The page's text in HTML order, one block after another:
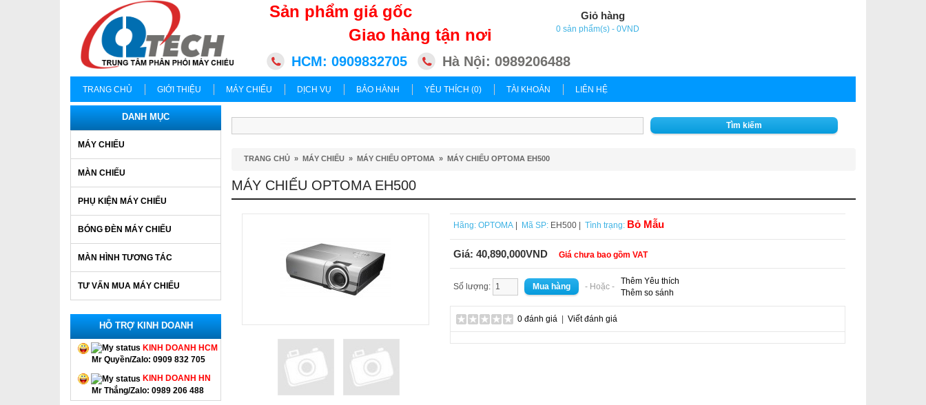
Sản phẩm giá gốc
Giao hàng tận nơi
Giỏ hàng
0 sản phẩm(s) - 0VND
HCM: 0909832705 Hà Nội: 0989206488
TRANG CHỦ GIỚI THIỆU MÁY CHIẾU DỊCH VỤ BẢO HÀNH YÊU THÍCH (0) TÀI KHOẢN LIÊN HỆ
DANH MỤC
MÁY CHIẾU
MÀN CHIẾU
PHỤ KIỆN MÁY CHIẾU
BÓNG ĐÈN MÁY CHIẾU
MÀN HÌNH TƯƠNG TÁC
TƯ VẤN MUA MÁY CHIẾU
HỖ TRỢ KINH DOANH
KINH DOANH HCM
Mr Quyền/Zalo: 0909 832 705
KINH DOANH HN
Mr Thắng/Zalo: 0989 206 488
Tìm kiếm
TRANG CHỦ » MÁY CHIẾU » MÁY CHIẾU OPTOMA » MÁY CHIẾU OPTOMA EH500
MÁY CHIẾU OPTOMA EH500
Hãng: OPTOMA| Mã SP:EH500 | Tình trạng: Bỏ Mẫu
Giá: 40,890,000VND Giá chưa bao gồm VAT
Số lượng: - Hoặc -
Thêm Yêu thích
Thêm so sánh
0 đánh giá| Viết đánh giá